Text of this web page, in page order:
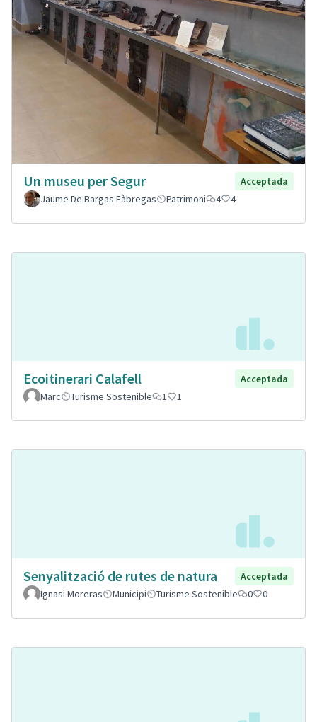
Un museu per Segur
Acceptada
Jaume De Bargas Fàbregas
Patrimoni 4 4
Ecoitinerari Calafell
Acceptada
Marc
Turisme Sostenible 1 1
Senyalització de rutes de natura
Acceptada
Ignasi Moreras
Municipi Turisme Sostenible 0 0